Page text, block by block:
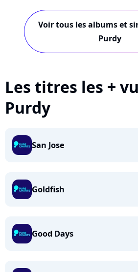
Voir tous les albums et
Purdy
Les titres les +
Purdy
San Jose
Goldfish
Good Days